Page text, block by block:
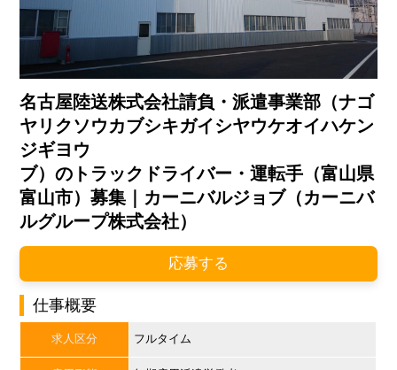
名古屋陸送株式会社請負・派遣事業部（ナゴ
ヤリクソウカブシキガイシヤウケオイハケン
ジギヨウ
ブ）のトラックドライバー・運転手（富山県
富山市）募集｜カーニバルジョブ（カーニバ
ルグループ株式会社）
応募する
仕事概要
求人区分 フルタイム